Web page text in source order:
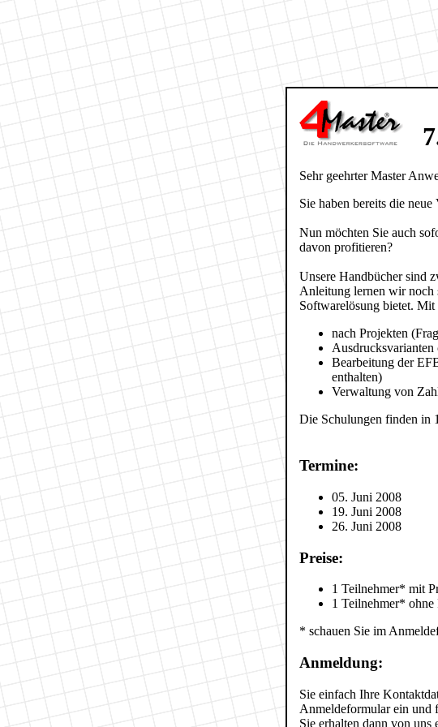
Sehr geehrter Master
Sie haben bereits die
Nun möchten Sie auch
davon profitieren?
Unsere Handbücher sind
Anleitung lernen wir noch
Softwarelösung bietet. Mit
nach Projekten
Ausdrucksvarianten
Bearbeitung der
enthalten)
Verwaltung von
Die Schulungen finden in
Termine:
05. Juni 2008
19. Juni 2008
26. Juni 2008
Preise:
1 Teilnehmer* mit
1 Teilnehmer*
* schauen Sie im
Anmeldung:
Sie einfach Ihre
Anmeldeformular ein und
Sie erhalten dann von uns